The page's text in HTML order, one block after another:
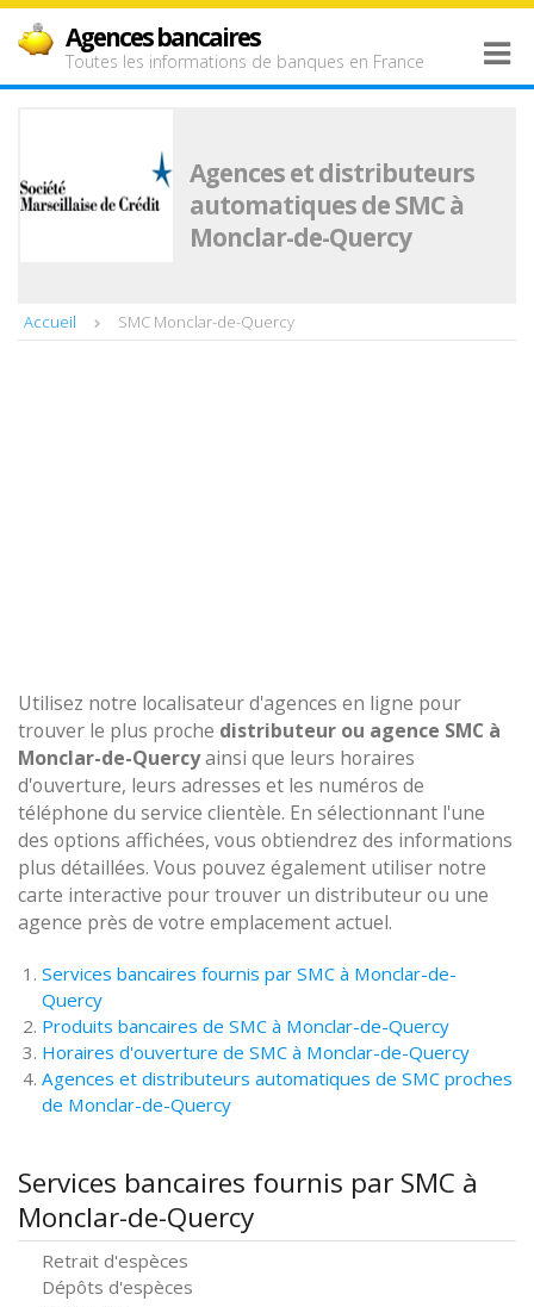
Agences bancaires
Toutes les informations de banques en France
Agences et distributeurs
automatiques de SMC à
Monclar-de-Quercy
Accueil SMC Monclar-de-Quercy
Utilisez notre localisateur d'agences en ligne pour
trouver le plus proche distributeur ou agence SMC à
Monclar-de-Quercyainsi que leurs horaires
d'ouverture, leurs adresses et les numéros de
téléphone du service clientèle. En sélectionnant l'une
des options affichées, vous obtiendrez des informations
plus détaillées. Vous pouvez également utiliser notre
carte interactive pour trouver un distributeur ou une
agence près de votre emplacement actuel.
Services bancaires fournis par SMC à Monclar-de-
Quercy
Produits bancaires de SMC à Monclar-de-Quercy
Horaires d'ouverture de SMC à Monclar-de-Quercy
Agences et distributeurs automatiques de SMC proches
de Monclar-de-Quercy
Services bancaires fournis par SMC à
Monclar-de-Quercy
Retrait d'espèces
Dépôts d'espèces